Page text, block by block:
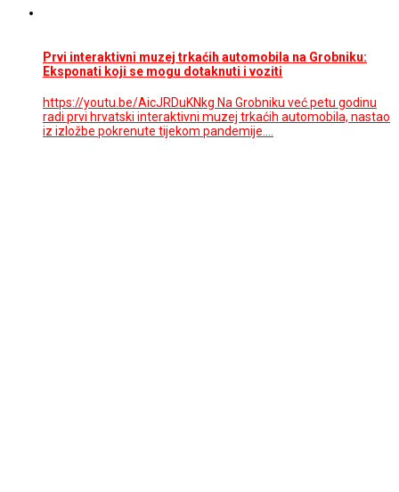
Prvi interaktivni muzej trkaćih automobila na Grobniku:
Eksponati koji se mogu dotaknuti i voziti
https://youtu.be/AicJRDuKNkg Na Grobniku već petu godinu
radi prvi hrvatski interaktivni muzej trkaćih automobila, nastao
iz izložbe pokrenute tijekom pandemije.…